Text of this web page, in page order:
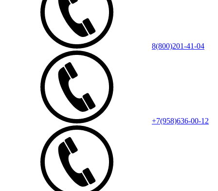
8(800)201-41-04
+7(958)636-00-12